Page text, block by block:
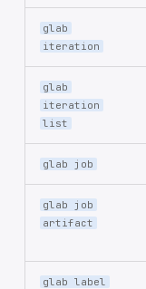
glab
iteration
glab
iteration
list
glab job
glab job
artifact
glab label